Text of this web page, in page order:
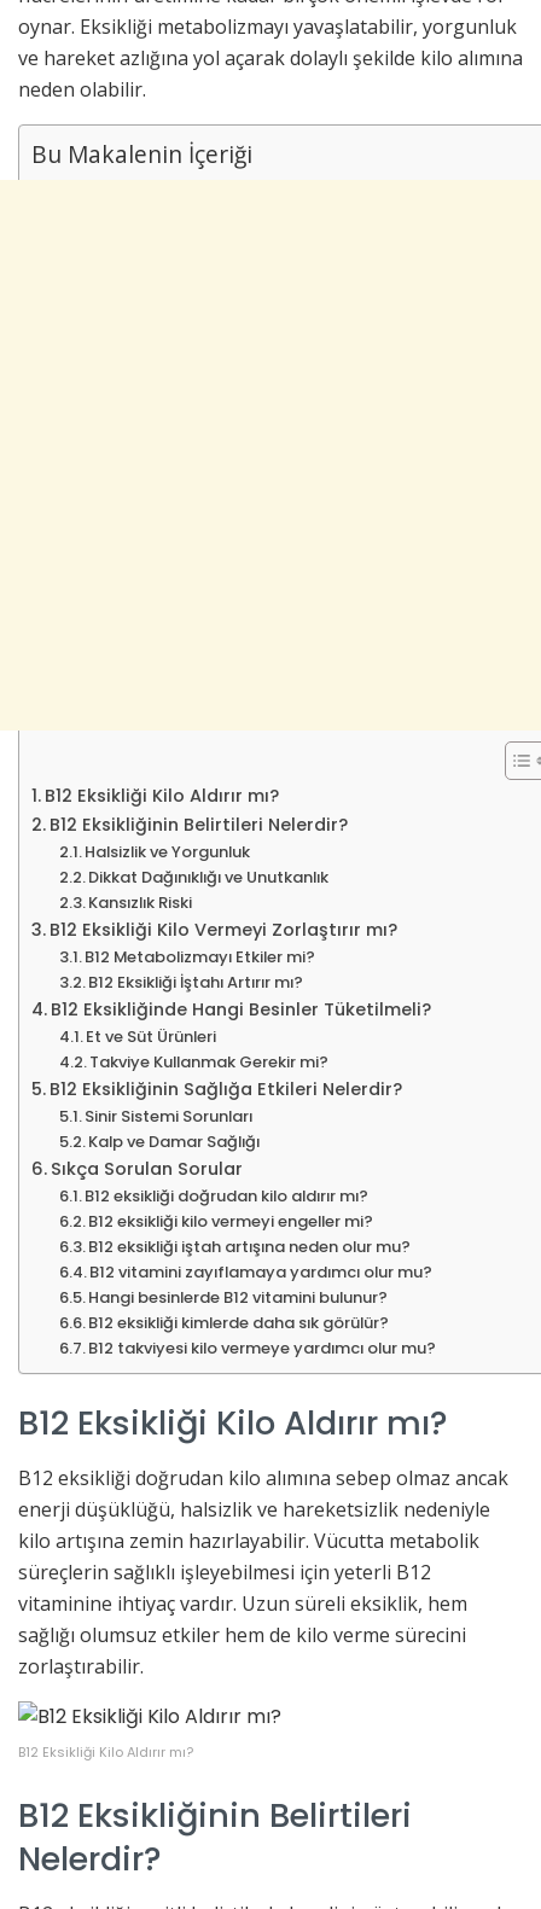
oynar. Eksikliği metabolizmayı yavaşlatabilir, yorgunluk
ve hareket azlığına yol açarak dolaylı şekilde kilo alımına
neden olabilir.
Bu Makalenin İçeriği
B12 Eksikliği Kilo Aldırır mı?
B12 Eksikliğinin Belirtileri Nelerdir?
Halsizlik ve Yorgunluk
Dikkat Dağınıklığı ve Unutkanlık
Kansızlık Riski
B12 Eksikliği Kilo Vermeyi Zorlaştırır mı?
B12 Metabolizmayı Etkiler mi?
B12 Eksikliği İştahı Artırır mı?
B12 Eksikliğinde Hangi Besinler Tüketilmeli?
Et ve Süt Ürünleri
Takviye Kullanmak Gerekir mi?
B12 Eksikliğinin Sağlığa Etkileri Nelerdir?
Sinir Sistemi Sorunları
Kalp ve Damar Sağlığı
Sıkça Sorulan Sorular
B12 eksikliği doğrudan kilo aldırır mı?
B12 eksikliği kilo vermeyi engeller mi?
B12 eksikliği iştah artışına neden olur mu?
B12 vitamini zayıflamaya yardımcı olur mu?
Hangi besinlerde B12 vitamini bulunur?
B12 eksikliği kimlerde daha sık görülür?
B12 takviyesi kilo vermeye yardımcı olur mu?
B12 Eksikliği Kilo Aldırır mı?
B12 eksikliği doğrudan kilo alımına sebep olmaz ancak
enerji düşüklüğü, halsizlik ve hareketsizlik nedeniyle
kilo artışına zemin hazırlayabilir. Vücutta metabolik
süreçlerin sağlıklı işleyebilmesi için yeterli B12
vitaminine ihtiyaç vardır. Uzun süreli eksiklik, hem
sağlığı olumsuz etkiler hem de kilo verme sürecini
zorlaştırabilir.
B12 Eksikliği Kilo Aldırır mı?
B12 Eksikliğinin Belirtileri
Nelerdir?